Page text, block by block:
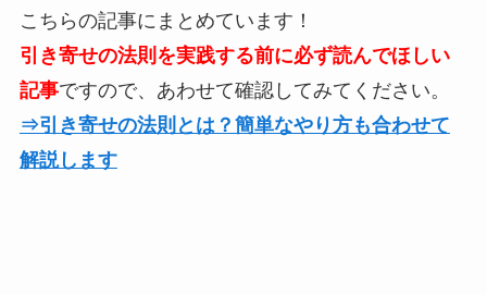
こちらの記事にまとめています！
引き寄せの法則を実践する前に必ず読んでほしい
記事ですので、あわせて確認してみてください。
⇒引き寄せの法則とは？簡単なやり方も合わせて
解説します